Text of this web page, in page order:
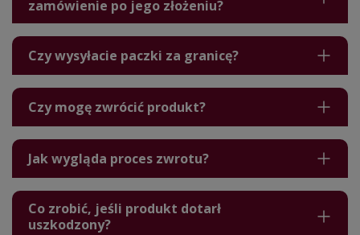
zamówienie po jego złożeniu?
Czy wysyłacie paczki za granicę?
Czy mogę zwrócić produkt?
Jak wygląda proces zwrotu?
Co zrobić, jeśli produkt dotarł
uszkodzony?